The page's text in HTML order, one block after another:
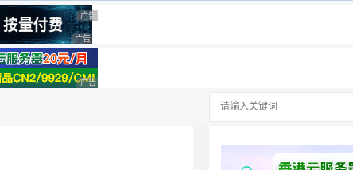
用◆
广告 商业广告，理性选择
广告 商业广告，理性选择
广告 商业广告，理性选择